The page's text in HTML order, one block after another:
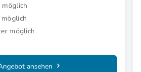
möglich
möglich
ansehen